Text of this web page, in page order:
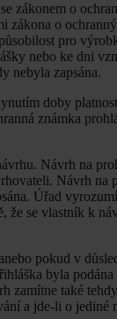
zákonem o
zákona o
pro
nebo ke dni
nebyla zapsána.
doby
známka
Návrh na
Návrh na
Úřad
že se vlastník k
pokud v
byla
zamítne také
a jde-li o jediné